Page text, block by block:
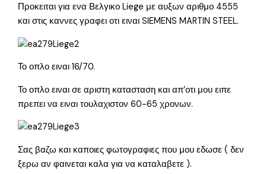
Προκειται για ενα Βελγικο Liege με αυξων αριθμο 4555
και στις καννες γραφει οτι ειναι SIEMENS MARTIN STEEL.
Το οπλο ειναι 16/70.
Το οπλο ειναι σε αριστη κατασταση και απ’οτι μου ειπε
πρεπει να ειναι τουλαχιστον 60-65 χρονων.
Σας βαζω και καποιες φωτογραφιες που μου εδωσε ( δεν
ξερω αν φαινεται καλα για να καταλαβετε ).